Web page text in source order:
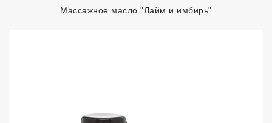
Массажное масло "Лайм и имбирь"